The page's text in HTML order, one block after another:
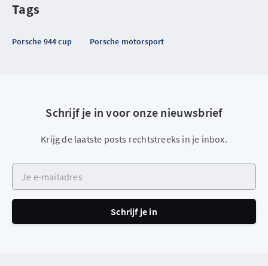
Tags
Porsche 944 cup Porsche motorsport
Schrijf je in voor onze nieuwsbrief
Krijg de laatste posts rechtstreeks in je inbox.
Je e-mailadres
Schrijf je in